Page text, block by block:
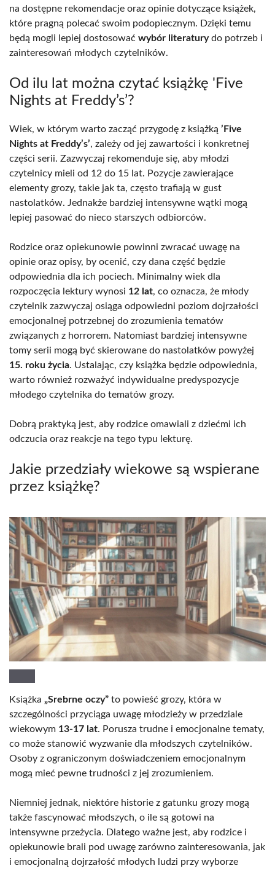
na dostępne rekomendacje oraz opinie dotyczące książek,
które pragną polecać swoim podopiecznym. Dzięki temu
będą mogli lepiej dostosować wybór literaturydo potrzeb i
zainteresowań młodych czytelników.
Od ilu lat można czytać książkę 'Five
Nights at Freddy’s’?
Wiek, w którym warto zacząć przygodę z książką ’Five
Nights at Freddy’s’, zależy od jej zawartości i konkretnej
części serii. Zazwyczaj rekomenduje się, aby młodzi
czytelnicy mieli od 12 do 15 lat. Pozycje zawierające
elementy grozy, takie jak ta, często trafiają w gust
nastolatków. Jednakże bardziej intensywne wątki mogą
lepiej pasować do nieco starszych odbiorców.
Rodzice oraz opiekunowie powinni zwracać uwagę na
opinie oraz opisy, by ocenić, czy dana część będzie
odpowiednia dla ich pociech. Minimalny wiek dla
rozpoczęcia lektury wynosi 12 lat, co oznacza, że młody
czytelnik zazwyczaj osiąga odpowiedni poziom dojrzałości
emocjonalnej potrzebnej do zrozumienia tematów
związanych z horrorem. Natomiast bardziej intensywne
tomy serii mogą być skierowane do nastolatków powyżej
15. roku życia. Ustalając, czy książka będzie odpowiednia,
warto również rozważyć indywidualne predyspozycje
młodego czytelnika do tematów grozy.
Dobrą praktyką jest, aby rodzice omawiali z dziećmi ich
odczucia oraz reakcje na tego typu lekturę.
Jakie przedziały wiekowe są wspierane
przez książkę?
Książka „Srebrne oczy” to powieść grozy, która w
szczególności przyciąga uwagę młodzieży w przedziale
wiekowym 13-17 lat. Porusza trudne i emocjonalne tematy,
co może stanowić wyzwanie dla młodszych czytelników.
Osoby z ograniczonym doświadczeniem emocjonalnym
mogą mieć pewne trudności z jej zrozumieniem.
Niemniej jednak, niektóre historie z gatunku grozy mogą
także fascynować młodszych, o ile są gotowi na
intensywne przeżycia. Dlatego ważne jest, aby rodzice i
opiekunowie brali pod uwagę zarówno zainteresowania, jak
i emocjonalną dojrzałość młodych ludzi przy wyborze